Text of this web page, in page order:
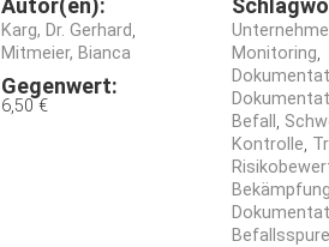
Karg, Dr. Gerhard
Mitmeier, Bianca
Gegenwert:
6,50 €
Monitoring
Befall
Kontrolle